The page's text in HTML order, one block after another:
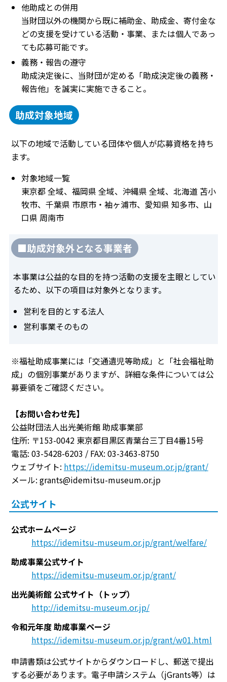
他助成との併用
当財団以外の機関から既に補助金、助成金、寄付金な
どの支援を受けている活動・事業、または個人であっ
ても応募可能です。
義務・報告の遵守
助成決定後に、当財団が定める「助成決定後の義務・
報告他」を誠実に実施できること。
助成対象地域
以下の地域で活動している団体や個人が応募資格を持ち
ます。
対象地域一覧
東京都 全域、福岡県 全域、沖縄県 全域、北海道 苫小
牧市、千葉県 市原市・袖ヶ浦市、愛知県 知多市、山
口県 周南市
■助成対象外となる事業者
本事業は公益的な目的を持つ活動の支援を主眼としてい
るため、以下の項目は対象外となります。
営利を目的とする法人
営利事業そのもの
※福祉助成事業には「交通遺児等助成」と「社会福祉助
成」の個別事業がありますが、詳細な条件については公
募要領をご確認ください。
【お問い合わせ先】
公益財団法人出光美術館 助成事業部
住所: 〒153-0042 東京都目黒区青葉台三丁目4番15号
電話: 03-5428-6203 / FAX: 03-3463-8750
ウェブサイト: https://idemitsu-museum.or.jp/grant/
メール: grants@idemitsu-museum.or.jp
公式サイト
公式ホームページ
https://idemitsu-museum.or.jp/grant/welfare/
助成事業公式サイト
https://idemitsu-museum.or.jp/grant/
出光美術館 公式サイト（トップ）
http://idemitsu-museum.or.jp/
令和元年度 助成事業ページ
https://idemitsu-museum.or.jp/grant/w01.html
申請書類は公式サイトからダウンロードし、郵送で提出
する必要があります。電子申請システム（jGrants等）は